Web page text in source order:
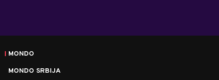
MONDO
MONDO SRBIJA